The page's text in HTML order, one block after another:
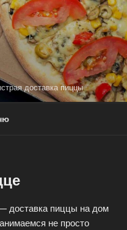
доставка пиццы
доставка пиццы на дом
не просто